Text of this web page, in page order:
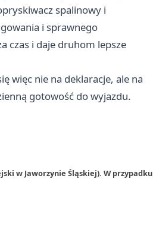
spalinowy i
i sprawnego
czas i daje druhom lepsze
więc nie na deklaracje, ale na
gotowość do wyjazdu.
w Jaworzynie Śląskiej). W przypadku